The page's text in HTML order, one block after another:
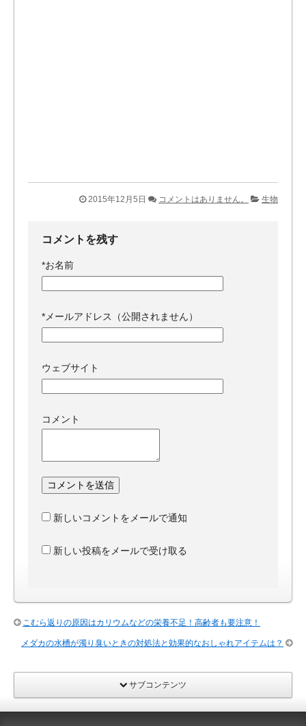
2015年12月5日 コメントはありません。 生物
コメントを残す
*お名前
* メールアドレス（公開されません）
ウェブサイト
コメント
新しいコメントをメールで通知
新しい投稿をメールで受け取る
こむら返りの原因はカリウムなどの栄養不足！高齢者も要注意！
メダカの水槽が濁り臭いときの対処法と効果的なおしゃれアイテムは？
サブコンテンツ